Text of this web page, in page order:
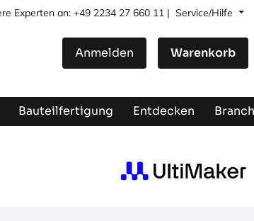
Experten an: +49 2234 27 660 11 | Service/Hilfe
Anmelden Warenkorb
Bauteilfertigung Entdecken